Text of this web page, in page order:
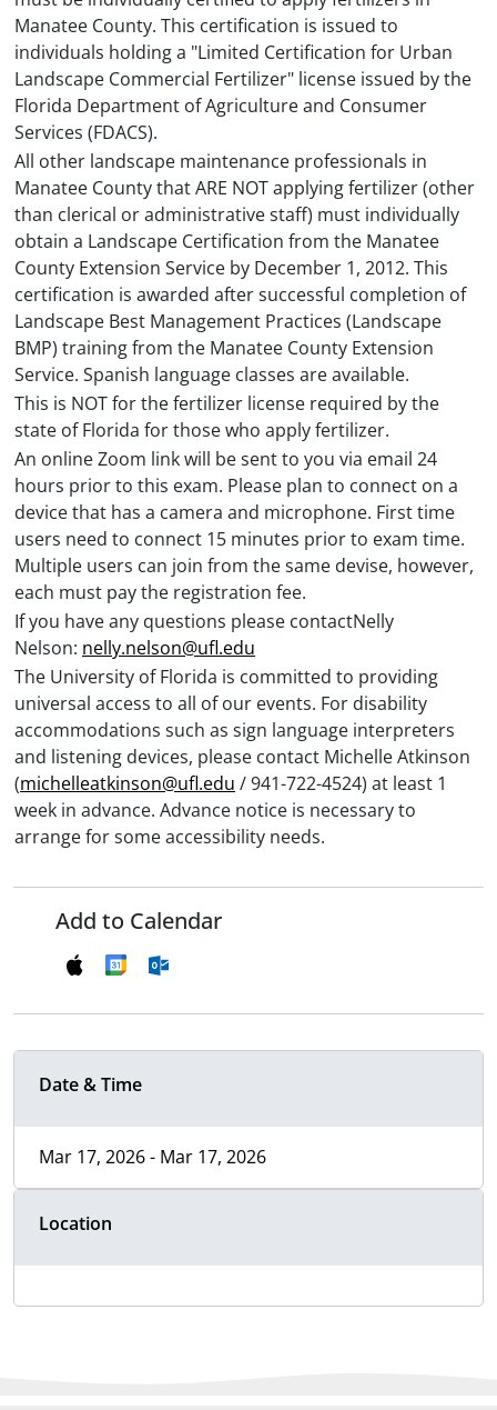
Manatee County. This certification is issued to
individuals holding a "Limited Certification for Urban
Landscape Commercial Fertilizer" license issued by the
Florida Department of Agriculture and Consumer
Services (FDACS).
All other landscape maintenance professionals in
Manatee County that ARE NOT applying fertilizer (other
than clerical or administrative staff) must individually
obtain a Landscape Certification from the Manatee
County Extension Service by December 1, 2012. This
certification is awarded after successful completion of
Landscape Best Management Practices (Landscape
BMP) training from the Manatee County Extension
Service. Spanish language classes are available.
This is NOT for the fertilizer license required by the
state of Florida for those who apply fertilizer.
An online Zoom link will be sent to you via email 24
hours prior to this exam. Please plan to connect on a
device that has a camera and microphone. First time
users need to connect 15 minutes prior to exam time.
Multiple users can join from the same devise, however,
each must pay the registration fee.
If you have any questions please contactNelly
Nelson: nelly.nelson@ufl.edu
The University of Florida is committed to providing
universal access to all of our events. For disability
accommodations such as sign language interpreters
and listening devices, please contact Michelle Atkinson
(michelleatkinson@ufl.edu / 941-722-4524) at least 1
week in advance. Advance notice is necessary to
arrange for some accessibility needs.
Add to Calendar
Date & Time
Mar 17, 2026 - Mar 17, 2026
Location